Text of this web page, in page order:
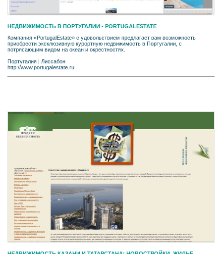
НЕДВИЖИМОСТЬ В ПОРТУГАЛИИ - PORTUGALESTATE
Компания «PortugalEstate» с удовольствием предлагает вам возможность
приобрести эксклюзивную курортную недвижимость в Португалии, с
потрясающим видом на океан и окрестностях.
Португалия
Лиссабон
http://www.portugalestate.ru